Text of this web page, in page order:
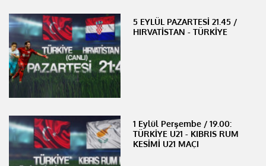
5 EYLÜL PAZARTESİ 21.45 /
HIRVATİSTAN - TÜRKİYE
1 Eylül Perşembe / 19.00:
TÜRKİYE U21 - KIBRIS RUM
KESİMİ U21 MAÇI